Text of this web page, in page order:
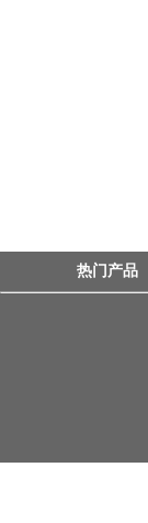
热门产品